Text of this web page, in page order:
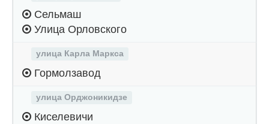
Сельмаш
Улица Орловского
улица Карла Маркса
Гормолзавод
улица Орджоникидзе
Киселевичи